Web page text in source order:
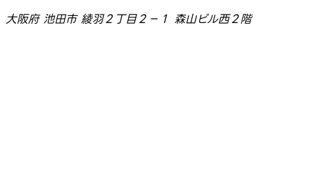
大阪府 池田市 綾羽２丁目２−１ 森山ビル西２階